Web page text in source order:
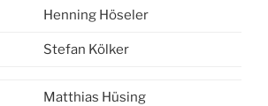
Henning Höseler
Stefan Kölker
Matthias Hüsing